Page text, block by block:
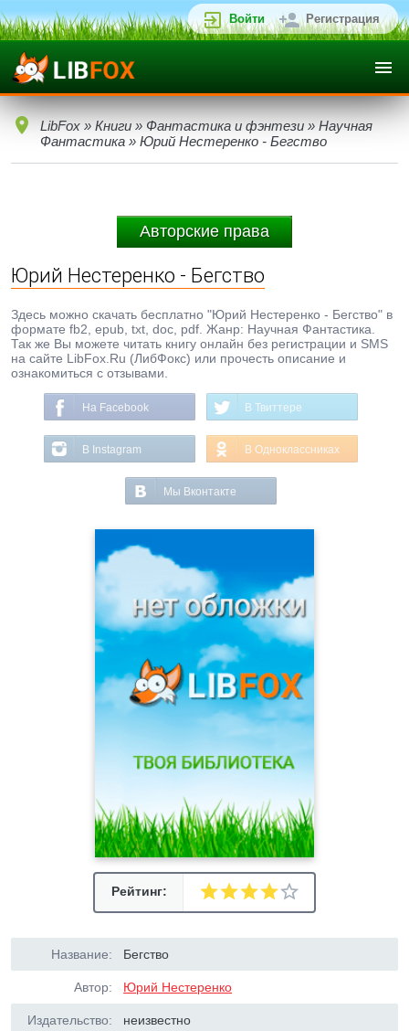
Войти Регистрация
LibFox » Книги » Фантастика и фэнтези » Научная
Фантастика » Юрий Нестеренко - Бегство
Авторские права
Юрий Нестеренко - Бегство
Здесь можно скачать бесплатно "Юрий Нестеренко - Бегство" в
формате fb2, epub, txt, doc, pdf. Жанр: Научная Фантастика.
Так же Вы можете читать книгу онлайн без регистрации и SMS
на сайте LibFox.Ru (ЛибФокс) или прочесть описание и
ознакомиться с отзывами.
На Facebook В Твиттере
В Instagram В Одноклассниках
Мы Вконтакте
Рейтинг:
Название: Бегство
Автор: Юрий Нестеренко
Издательство: неизвестно